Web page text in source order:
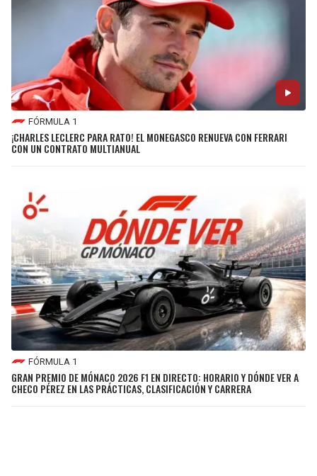
FÓRMULA 1
¡CHARLES LECLERC PARA RATO! EL MONEGASCO RENUEVA CON FERRARI
CON UN CONTRATO MULTIANUAL
FÓRMULA 1
GRAN PREMIO DE MÓNACO 2026 F1 EN DIRECTO: HORARIO Y DÓNDE VER A
CHECO PÉREZ EN LAS PRÁCTICAS, CLASIFICACIÓN Y CARRERA